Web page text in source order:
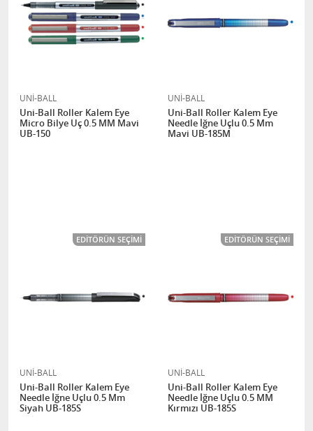
UNİ-BALL
Uni-Ball Roller Kalem Eye
Micro Bilye Uç 0.5 MM Mavi
UB-150
UNİ-BALL
Uni-Ball Roller Kalem Eye
Needle İğne Uçlu 0.5 Mm
Mavi UB-185M
EDITÖRÜN SEÇIMI
UNİ-BALL
Uni-Ball Roller Kalem Eye
Needle İğne Uçlu 0.5 Mm
Siyah UB-185S
EDITÖRÜN SEÇIMI
UNİ-BALL
Uni-Ball Roller Kalem Eye
Needle İğne Uçlu 0.5 MM
Kırmızı UB-185S